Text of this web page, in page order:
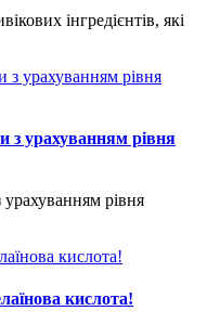
інгредієнтів, які
з урахуванням рівня
урахуванням рівня
кислота!